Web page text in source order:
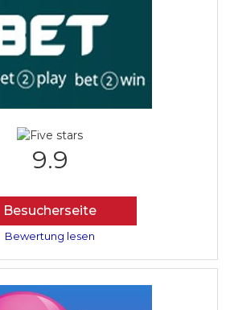
9.9
Besucherseite
Bewertung lesen